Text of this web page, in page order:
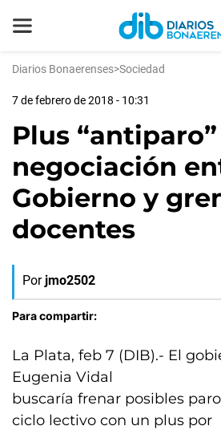
Diarios Bonaerenses>Sociedad
7 de febrero de 2018 - 10:31
Plus
negociación
Gobierno y
docentes
Por jmo2502
Para compartir:
La Plata, feb 7 (DIB).- El
Eugenia Vidal
buscaría frenar posibles
ciclo lectivo con un plus por